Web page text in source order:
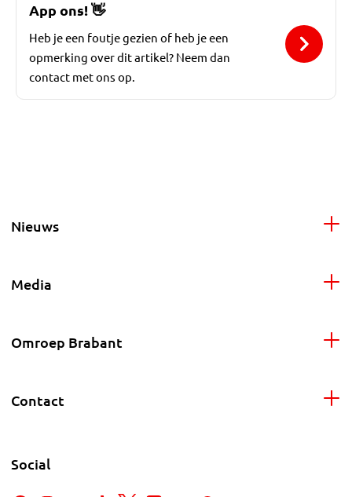
App ons!👋
Heb je een foutje gezien of heb je een
opmerking over dit artikel? Neem dan
contact met ons op.
Nieuws
Media
Omroep Brabant
Contact
Social